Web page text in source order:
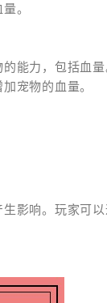
。
能力，包括血
宠物的血量。
影响。玩家可